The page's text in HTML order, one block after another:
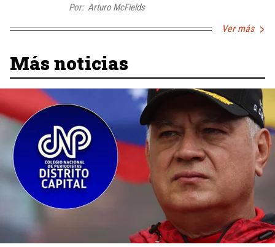
Por: Arturo McFields
Ver más
Más noticias